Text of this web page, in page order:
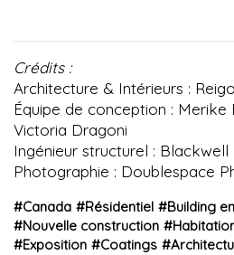
Crédits :
Architecture & Intérieurs :
Équipe de conception : Merike
Victoria Dragoni
Ingénieur structurel : Blackwell
Photographie : Doublespace
#Canada #Résidentiel #Building
#Nouvelle construction #
#Exposition #Coatings #